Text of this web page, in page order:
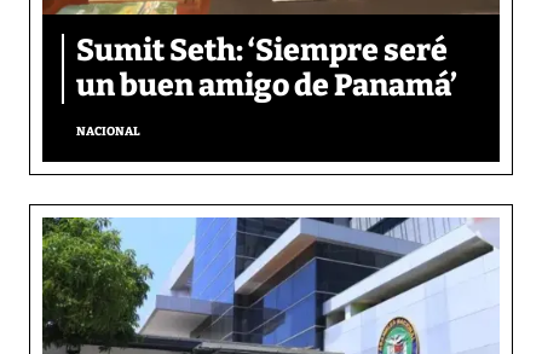
Sumit Seth: ‘Siempre seré
un buen amigo de Panamá’
NACIONAL